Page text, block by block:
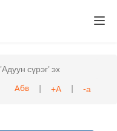
'Адуун сүрэг' эх
Абв | +А | -а